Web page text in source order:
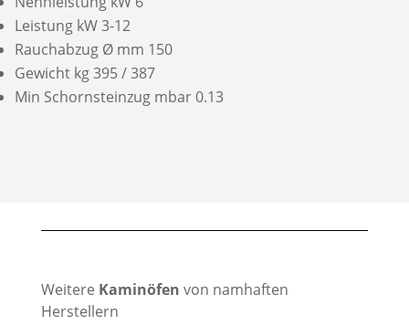
Leistung kW 3-12
Rauchabzug Ø mm 150
Gewicht kg 395 / 387
Min Schornsteinzug mbar 0.13
Weitere Kaminöfen von namhaften
Herstellern